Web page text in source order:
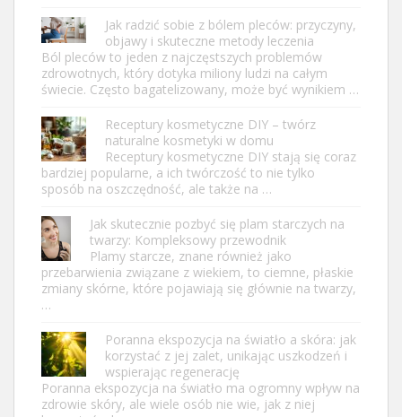
Jak radzić sobie z bólem pleców: przyczyny,
objawy i skuteczne metody leczenia
Ból pleców to jeden z najczęstszych problemów
zdrowotnych, który dotyka miliony ludzi na całym
świecie. Często bagatelizowany, może być wynikiem …
Receptury kosmetyczne DIY – twórz
naturalne kosmetyki w domu
Receptury kosmetyczne DIY stają się coraz
bardziej popularne, a ich twórczość to nie tylko
sposób na oszczędność, ale także na …
Jak skutecznie pozbyć się plam starczych na
twarzy: Kompleksowy przewodnik
Plamy starcze, znane również jako
przebarwienia związane z wiekiem, to ciemne, płaskie
zmiany skórne, które pojawiają się głównie na twarzy,
…
Poranna ekspozycja na światło a skóra: jak
korzystać z jej zalet, unikając uszkodzeń i
wspierając regenerację
Poranna ekspozycja na światło ma ogromny wpływ na
zdrowie skóry, ale wiele osób nie wie, jak z niej